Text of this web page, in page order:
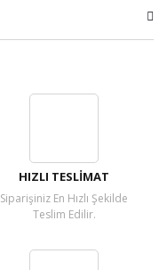
HIZLI TESLİMAT
Siparişiniz En Hızlı Şekilde
Teslim Edilir.